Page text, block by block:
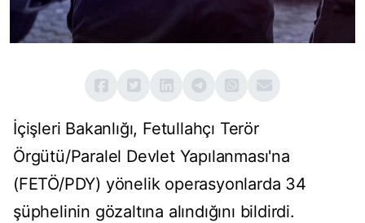
İçişleri Bakanlığı, Fetullahçı Terör
Örgütü/Paralel Devlet Yapılanması'na
(FETÖ/PDY) yönelik operasyonlarda 34
şüphelinin gözaltına alındığını bildirdi.